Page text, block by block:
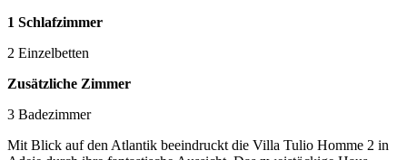
1 Schlafzimmer
2 Einzelbetten
Zusätzliche Zimmer
3 Badezimmer
Mit Blick auf den Atlantik beeindruckt die Villa Tulio Homme 2 in